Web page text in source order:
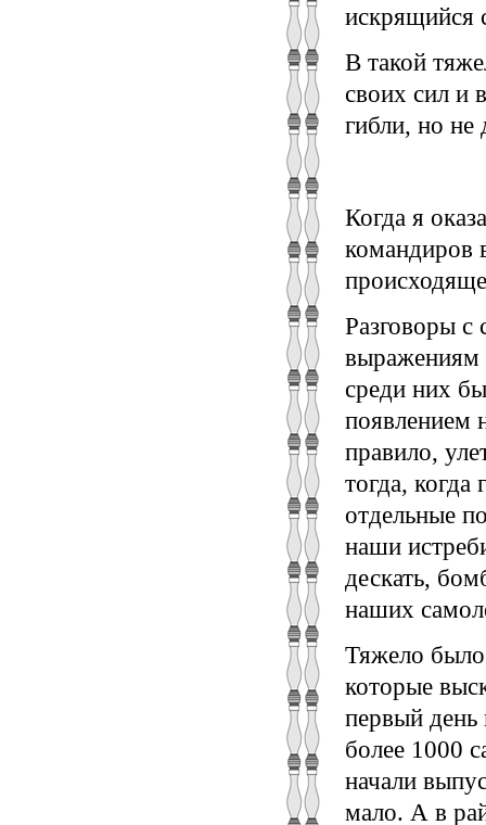
искрящийся
В такой
своих сил и
гибли, но не
Когда я
командиров
Разговоры с
выражениям
среди них
появлением
правило,
тогда,
отдельные
наши
дескать,
наших
Тяжело было
которые
первый
более 1000
начали
мало. А в